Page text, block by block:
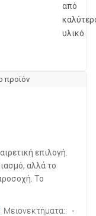
από
υλικό
προϊόν
επιλογή.
αλλά το
Το
Μειονεκτήματα: -